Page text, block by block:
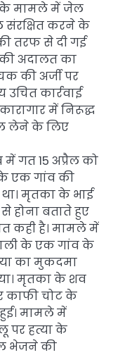
के मामले में जेल
संरक्षित करने के
तरफ से दी गई
अदालत का
की अर्जी पर
कार्रवाई
में निरूद्ध
लेने के लिए
में गत 15 अप्रैल को
एक गांव की
मृतका के भाई
होना बताते हुए
कही है। मामले में
के एक गांव के
का मुकदमा
मृतका के शव
काफी चोट के
मामले में
पर हत्या के
भेजने की